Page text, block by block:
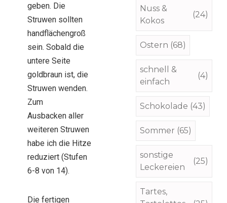
geben. Die
Struwen sollten
handflächengroß
sein. Sobald die
untere Seite
goldbraun ist, die
Struwen wenden.
Zum
Ausbacken aller
weiteren Struwen
habe ich die Hitze
reduziert (Stufen
6-8 von 14).
Die fertigen
Nuss &
Kokos
(24)
Ostern (68)
schnell &
einfach
(4)
Schokolade (43)
Sommer (65)
sonstige
Leckereien
(25)
Tartes,